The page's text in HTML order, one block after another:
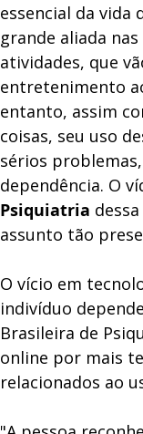
essencial da vida
grande aliada
atividades, que
entretenimento
entanto, assim
coisas, seu uso
sérios
dependência. O
Psiquiatria
assunto tão
O vício em
indivíduo
Brasileira de
online por mais
relacionados ao